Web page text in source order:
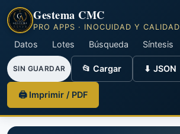
Gestema CMC
PRO APPS · INOCUIDAD Y CALIDAD
Datos Lotes Búsqueda Síntesis
SIN GUARDAR 📂 Cargar ⬇ JSON
🖨 Imprimir / PDF